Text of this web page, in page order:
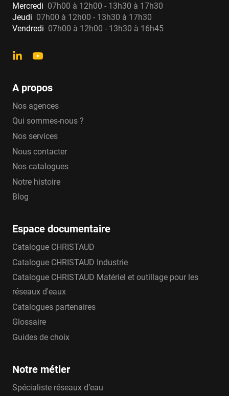
Mercredi 07h00 à 12h00 - 13h30 à 17h30
Jeudi 07h00 à 12h00 - 13h30 à 17h30
Vendredi 07h00 à 12h00 - 13h30 à 16h45
A propos
Nos agences
Qui sommes-nous ?
Nos services
Nous contacter
Nos catalogues
Notre histoire
Blog
Espace documentaire
Catalogue CHRISTAUD
Catalogue CHRISTAUD Industrie
Catalogue CHRISTAUD Matériel et outillage pour les
réseaux d'eaux
Catalogues partenaires
Glossaire
Guides de choix
Notre métier
Spécialiste réseaux d’eau